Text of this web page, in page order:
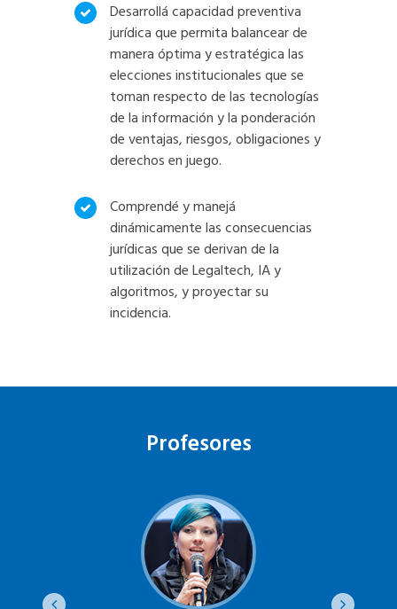
Desarrollá capacidad preventiva
jurídica que permita balancear de
manera óptima y estratégica las
elecciones institucionales que se
toman respecto de las tecnologías
de la información y la ponderación
de ventajas, riesgos, obligaciones y
derechos en juego.
Comprendé y manejá
dinámicamente las consecuencias
jurídicas que se derivan de la
utilización de Legaltech, IA y
algoritmos, y proyectar su
incidencia.
Profesores